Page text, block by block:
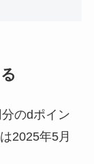
のdポイン
2025年5月